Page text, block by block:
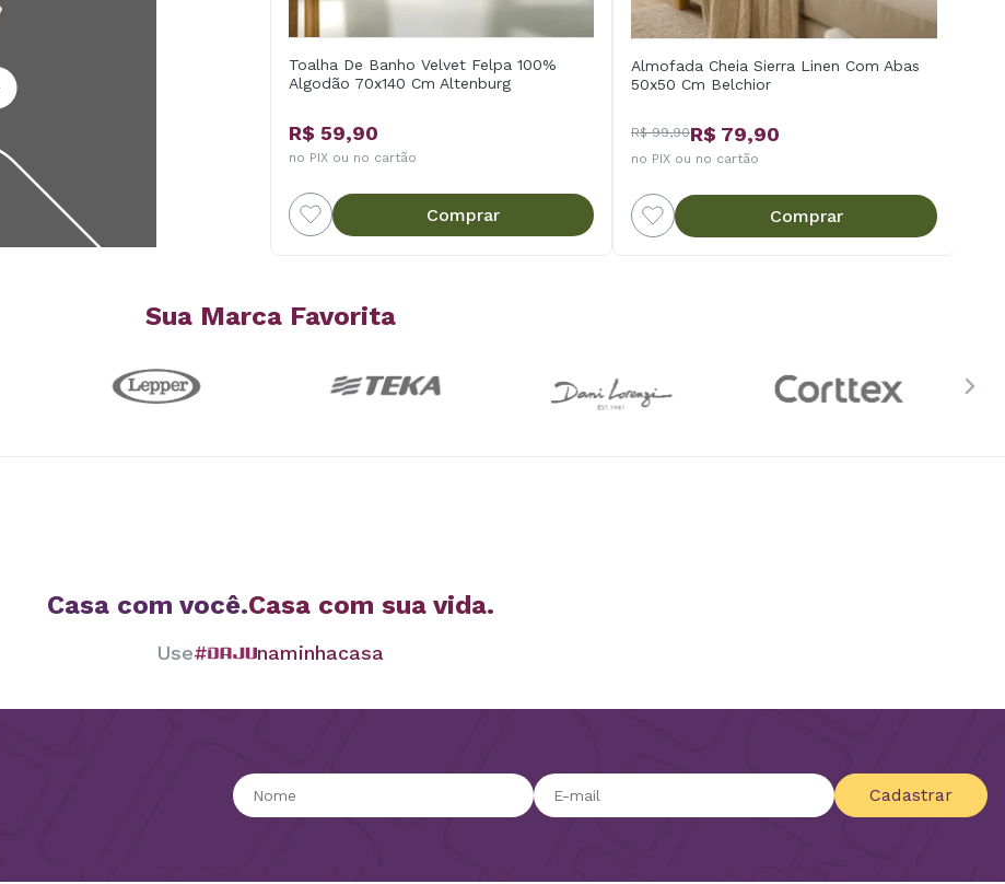
Toalha De Banho Velvet Felpa 100%
Algodão 70x140 Cm Altenburg
R$ 59,90
no PIX ou no cartão
Comprar
Almofada Cheia Sierra Linen Com Abas
50x50 Cm Belchior
R$ 99,90R$ 79,90
no PIX ou no cartão
Comprar
Sua Marca Favorita
Casa com você.Casa com sua vida.
Use# naminhacasa
Cadastrar